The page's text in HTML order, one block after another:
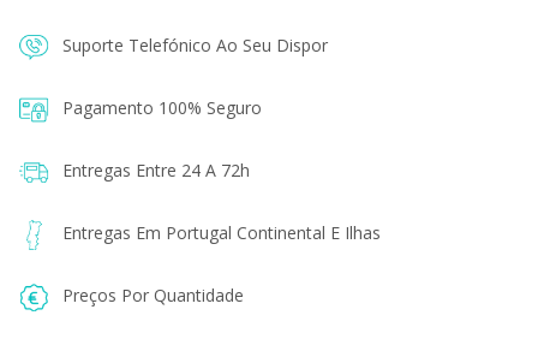
Suporte Telefónico Ao Seu Dispor
Pagamento 100% Seguro
Entregas Entre 24 A 72h
Entregas Em Portugal Continental E Ilhas
Preços Por Quantidade